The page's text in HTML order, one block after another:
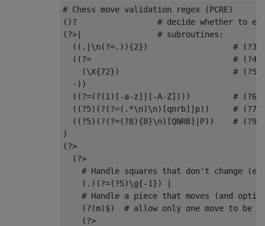
# Chess move validation regex (PCRE)
()?                 # decide whether to
(?>|                # subroutines:
((.|\n(?=.)){2})                  #
((?=                              #
(\X{72})                        #
  -))
((?=(?(1)[-a-z]|[-A-Z])))         #
((?5)(?(?=(.*\n)\n)[qnrb]|p))     #
((?5)(?(?=(?8){8}\n)[QNRB]|P))    #
)
(?>
  (?>
# Handle squares that don't change
    (.)(?=(?5)\g{-1}) |
# Handle a piece that moves (and
(?(m)$)  # allow only one move to be
    (?>